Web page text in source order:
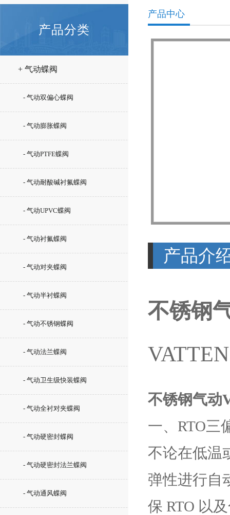
产品分类
+ 气动蝶阀
- 气动双偏心蝶阀
- 气动膨胀蝶阀
- 气动PTFE蝶阀
- 气动耐酸碱衬氟蝶阀
- 气动UPVC蝶阀
- 气动衬氟蝶阀
- 气动对夹蝶阀
- 气动半衬蝶阀
- 气动不锈钢蝶阀
- 气动法兰蝶阀
- 气动卫生级快装蝶阀
- 气动全衬对夹蝶阀
- 气动硬密封蝶阀
- 气动硬密封法兰蝶阀
- 气动通风蝶阀
产品中心
产品介
不锈钢
VATTEN
不锈钢气动
一、RTO三
不论在低温
弹性进行自
保 RTO 以